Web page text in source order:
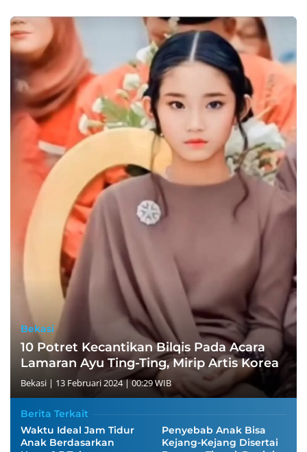
Bekasi
10 Potret Kecantikan Bilqis Pada Acara
Lamaran Ayu Ting-Ting, Mirip Artis Korea
Bekasi | 13 Februari 2024 | 00:29 WIB
Berita Terkait
Waktu Ideal Jam Tidur
Anak Berdasarkan
Penyebab Anak Bisa
Kejang-Kejang Disertai